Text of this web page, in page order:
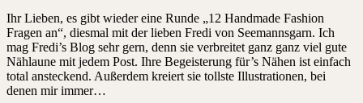
Ihr Lieben, es gibt wieder eine Runde „12 Handmade Fashion
Fragen an“, diesmal mit der lieben Fredi von Seemannsgarn. Ich
mag Fredi’s Blog sehr gern, denn sie verbreitet ganz ganz viel gute
Nählaune mit jedem Post. Ihre Begeisterung für’s Nähen ist einfach
total ansteckend. Außerdem kreiert sie tollste Illustrationen, bei
denen mir immer…